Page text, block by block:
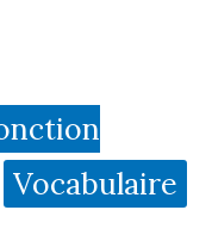
Vocabulaire